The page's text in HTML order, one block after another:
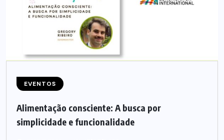
EVENTOS
Alimentação consciente: A busca por
simplicidade e funcionalidade